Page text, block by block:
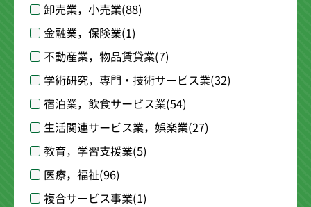
卸売業，小売業(88)
金融業，保険業(1)
不動産業，物品賃貸業(7)
学術研究，専門・技術サービス業(32)
宿泊業，飲食サービス業(54)
生活関連サービス業，娯楽業(27)
教育，学習支援業(5)
医療，福祉(96)
複合サービス事業(1)